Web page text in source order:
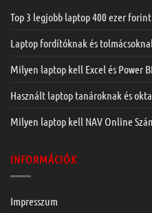
Top 3 legjobb laptop 400 ezer
Laptop fordítóknak és
Milyen laptop kell Excel és Power
Használt laptop tanároknak és
Milyen laptop kell NAV Online
INFORMÁCIÓK
Impresszum